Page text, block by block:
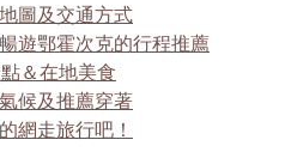
圖及交通方式
遊鄂霍次克的行程推薦
＆在地美食
候及推薦穿著
網走旅行吧！